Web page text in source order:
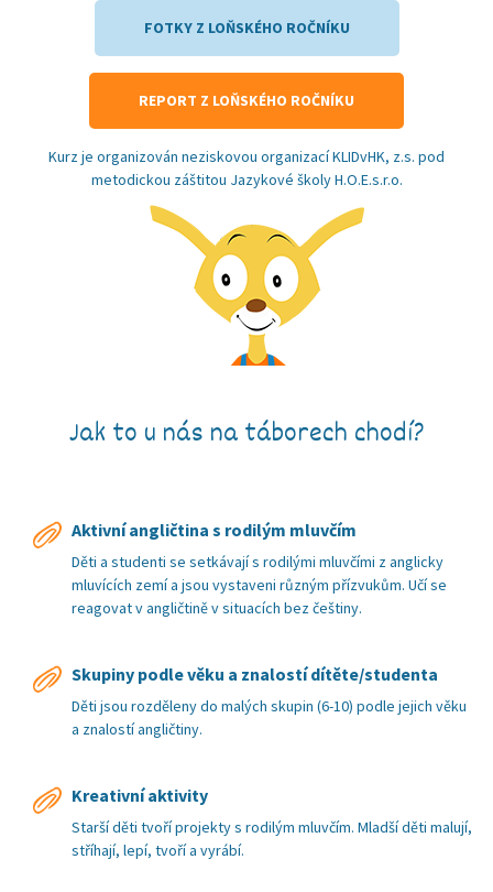
FOTKY Z LOŇSKÉHO ROČNÍKU
REPORT Z LOŇSKÉHO ROČNÍKU
Kurz je organizován neziskovou organizací KLIDvHK, z.s. pod
metodickou záštitou Jazykové školy H.O.E.s.r.o.
Jak to u nás na táborech chodí?
Aktivní angličtina s rodilým mluvčím
Děti a studenti se setkávají s rodilými mluvčími z anglicky
mluvících zemí a jsou vystaveni různým přízvukům. Učí se
reagovat v angličtině v situacích bez češtiny.
Skupiny podle věku a znalostí dítěte/studenta
Děti jsou rozděleny do malých skupin (6-10) podle jejich věku
a znalostí angličtiny.
Kreativní aktivity
Starší děti tvoří projekty s rodilým mluvčím. Mladší děti malují,
stříhají, lepí, tvoří a vyrábí.